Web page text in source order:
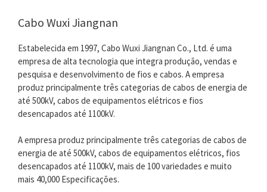
Cabo Wuxi Jiangnan
Estabelecida em 1997, Cabo Wuxi Jiangnan Co., Ltd. é uma
empresa de alta tecnologia que integra produção, vendas e
pesquisa e desenvolvimento de fios e cabos. A empresa
produz principalmente três categorias de cabos de energia de
até 500kV, cabos de equipamentos elétricos e fios
desencapados até 1100kV.
A empresa produz principalmente três categorias de cabos de
energia de até 500kV, cabos de equipamentos elétricos, fios
desencapados até 1100kV, mais de 100 variedades e muito
mais 40,000 Especificações.